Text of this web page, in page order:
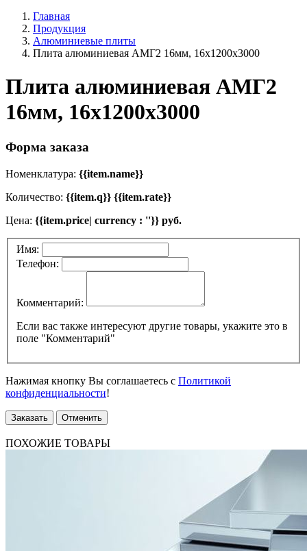
Главная
Продукция
Алюминиевые плиты
Плита алюминиевая АМГ2 16мм, 16х1200х3000
Плита алюминиевая АМГ2
16мм, 16х1200х3000
Форма заказа
Номенклатура: {{item.name}}
Количество: {{item.q}} {{item.rate}}
Цена: {{item.price| currency : ''}} руб.
Имя:
Телефон:
Комментарий:
Если вас также интересуют другие товары, укажите это в
поле "Комментарий"
Нажимая кнопку Вы соглашаетесь с Политикой
конфиденциальности!
Заказать Отменить
ПОХОЖИЕ ТОВАРЫ